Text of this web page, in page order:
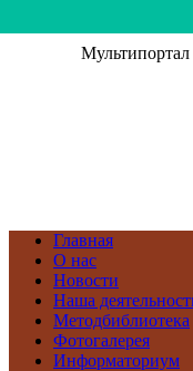
Главная
О нас
Новости
Наша
Методбиблиотека
Фотогалерея
Информаториум